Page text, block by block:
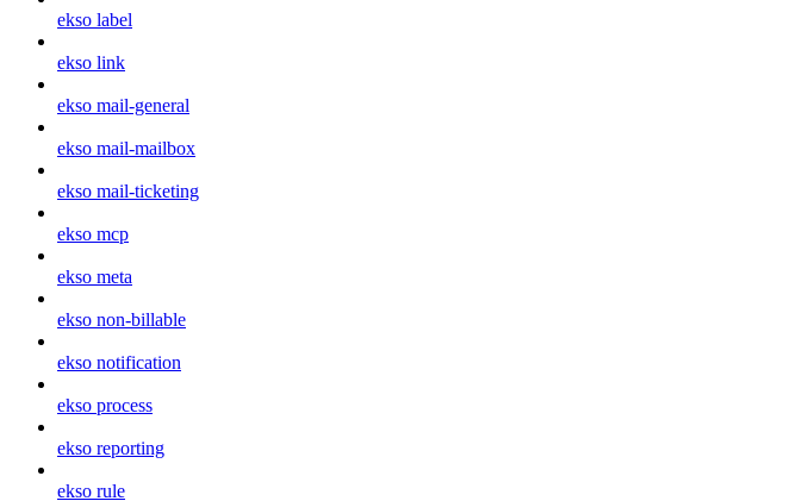
ekso label
ekso link
ekso mail-general
ekso mail-mailbox
ekso mail-ticketing
ekso mcp
ekso meta
ekso non-billable
ekso notification
ekso process
ekso reporting
ekso rule